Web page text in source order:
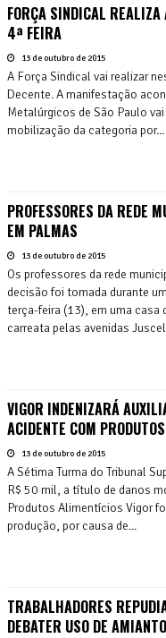
FORÇA SINDICAL
4ª FEIRA
13 de outubro de 2015
A Força Sindical vai realizar
Decente. A manifestação
Metalúrgicos de São Paulo
mobilização da categoria por...
PROFESSORES DA REDE
EM PALMAS
13 de outubro de 2015
Os professores da rede
decisão foi tomada durante
terça-feira (13), em uma casa
carreata pelas avenidas
VIGOR INDENIZARÁ
ACIDENTE COM
13 de outubro de 2015
A Sétima Turma do Tribunal
R$ 50 mil, a título de danos
Produtos Alimentícios Vigor
produção, por causa de...
TRABALHADORES
DEBATER USO DE AMIANTO